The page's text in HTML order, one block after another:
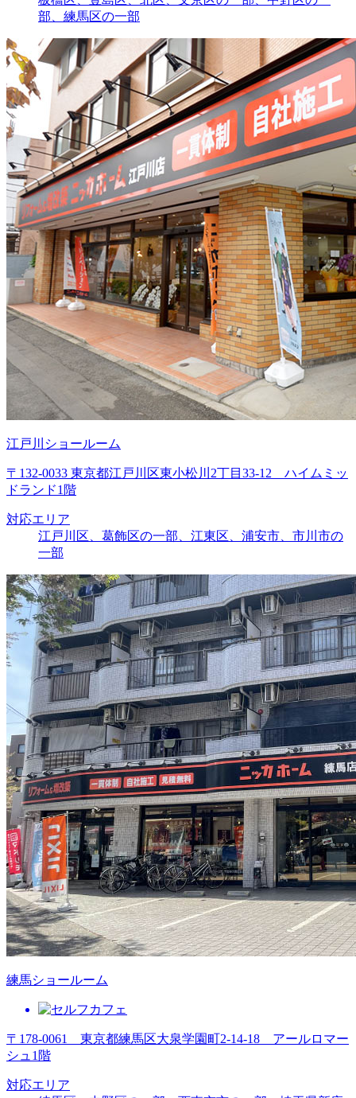
部、練馬区の一部
江戸川ショールーム
〒132-0033 東京都江戸川区東小松川2丁目33-12 ハイムミッ
ドランド1階
対応エリア
江戸川区、葛飾区の一部、江東区、浦安市、市川市の
一部
練馬ショールーム
〒178-0061 東京都練馬区大泉学園町2-14-18 アールロマー
シュ1階
対応エリア